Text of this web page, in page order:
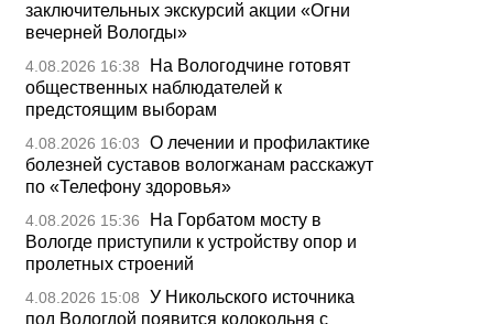
заключительных экскурсий акции «Огни
вечерней Вологды»
4.08.2026 16:38
На Вологодчине готовят
общественных наблюдателей к
предстоящим выборам
4.08.2026 16:03
О лечении и профилактике
болезней суставов вологжанам расскажут
по «Телефону здоровья»
4.08.2026 15:36
На Горбатом мосту в
Вологде приступили к устройству опор и
пролетных строений
4.08.2026 15:08
У Никольского источника
под Вологдой появится колокольня с